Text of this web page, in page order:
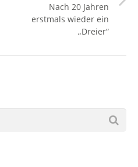
Nach 20 Jahren
erstmals wieder ein
„Dreier“